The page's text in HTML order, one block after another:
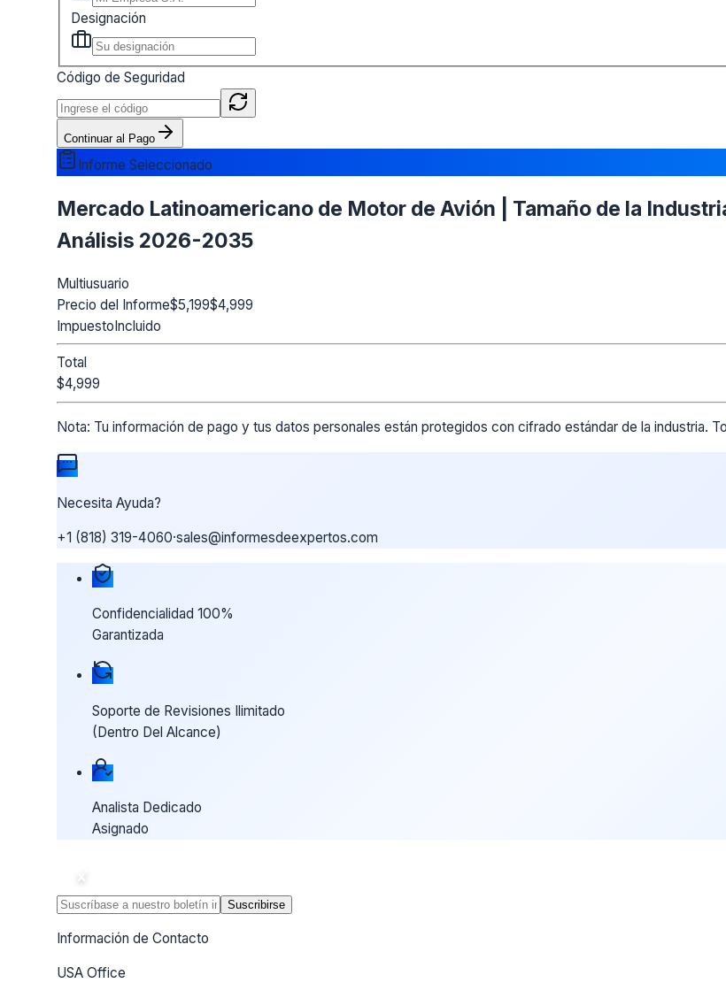
Designación
Código de Seguridad
Continuar al Pago
Informe Seleccionado
Mercado Latinoamericano de Motor de Avión | Tamaño de la
Análisis 2026-2035
Multiusuario
Precio del Informe$5,199$4,999
ImpuestoIncluido
Total
$4,999
Nota: Tu información de pago y tus datos personales están protegidos con cifrado estándar de la industria.
Necesita Ayuda?
+1 (818) 319-4060·sales@informesdeexpertos.com
Nuestras garantías de compra
Confidencialidad 100%
Garantizada
Soporte de Revisiones Ilimitado
(Dentro Del Alcance)
Analista Dedicado
Asignado
Suscribirse
Información de Contacto
USA Office